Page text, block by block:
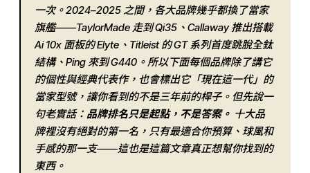
一次。2024–2025 之間，各大品牌幾乎都換了當家
旗艦——TaylorMade 走到 Qi35、Callaway 推出搭載
Ai 10x 面板的 Elyte、Titleist 的 GT 系列首度跳脫全鈦
結構、Ping 來到 G440。所以下面每個品牌除了講它
的個性與經典代表作，也會標出它「現在這一代」的
當家型號，讓你看到的不是三年前的桿子。但先說一
句老實話： 品牌排名只是起點，不是答案。 十大品
牌裡沒有絕對的第一名，只有最適合你預算、球風和
手感的那一支——這也是這篇文章真正想幫你找到的
東西。